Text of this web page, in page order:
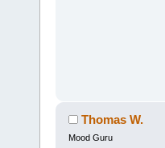
Thomas W.
Mood Guru